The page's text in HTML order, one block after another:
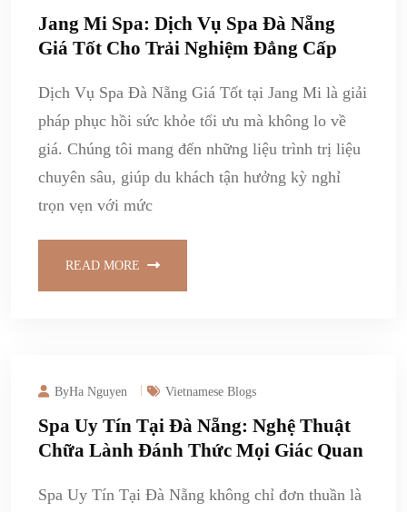
Jang Mi Spa: Dịch Vụ Spa Đà Nẵng
Giá Tốt Cho Trải Nghiệm Đẳng Cấp
Dịch Vụ Spa Đà Nẵng Giá Tốt tại Jang Mi là giải
pháp phục hồi sức khỏe tối ưu mà không lo về
giá. Chúng tôi mang đến những liệu trình trị liệu
chuyên sâu, giúp du khách tận hưởng kỳ nghỉ
trọn vẹn với mức
READ MORE
ByHa Nguyen Vietnamese Blogs
Spa Uy Tín Tại Đà Nẵng: Nghệ Thuật
Chữa Lành Đánh Thức Mọi Giác Quan
Spa Uy Tín Tại Đà Nẵng không chỉ đơn thuần là